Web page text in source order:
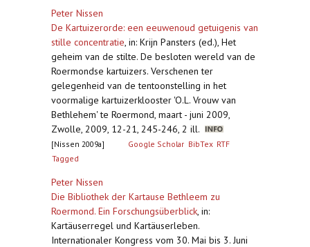
Peter Nissen
De Kartuizerorde: een eeuwenoud getuigenis van
stille concentratie, in: Krijn Pansters (ed.), Het
geheim van de stilte. De besloten wereld van de
Roermondse kartuizers. Verschenen ter
gelegenheid van de tentoonstelling in het
voormalige kartuizerklooster 'O.L. Vrouw van
Bethlehem' te Roermond, maart - juni 2009,
Zwolle, 2009, 12-21, 245-246, 2 ill.
[Nissen 2009a] Google Scholar BibTex RTF
Tagged
Peter Nissen
Die Bibliothek der Kartause Bethleem zu
Roermond. Ein Forschungsüberblick, in:
Kartäuserregel und Kartäuserleben.
Internationaler Kongress vom 30. Mai bis 3. Juni